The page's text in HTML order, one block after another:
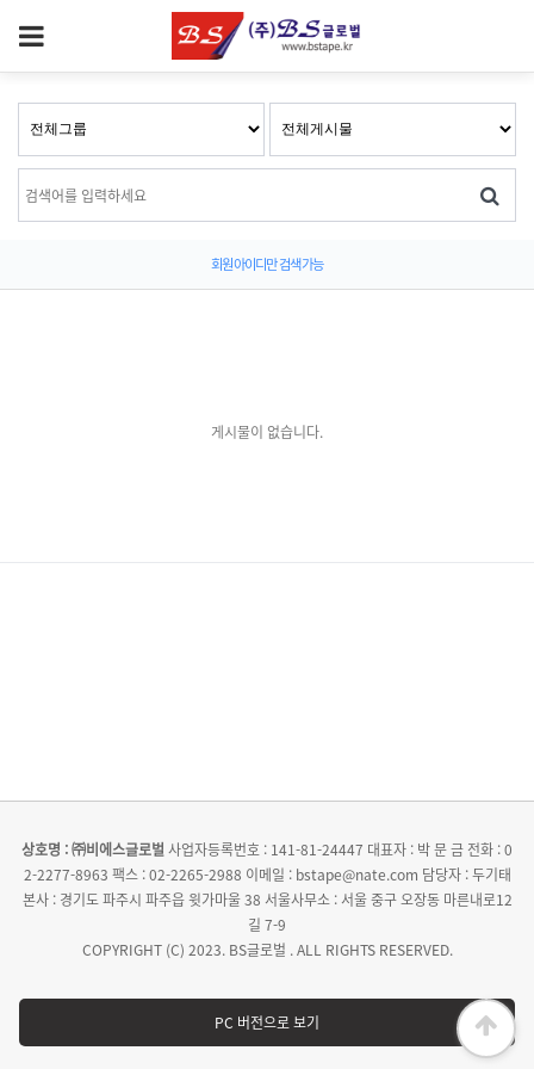
회원 아이디만 검색 가능
게시물이 없습니다.
상호명 : ㈜비에스글로벌 사업자등록번호 : 141-81-24447 대표자 : 박 문 금 전화 : 0
2-2277-8963 팩스 : 02-2265-2988 이메일 : bstape@nate.com 담당자 : 두기태
본사 : 경기도 파주시 파주읍 윗가마울 38 서울사무소 : 서울 중구 오장동 마른내로12
길 7-9
COPYRIGHT (C) 2023. BS글로벌 . ALL RIGHTS RESERVED.
PC 버전으로 보기